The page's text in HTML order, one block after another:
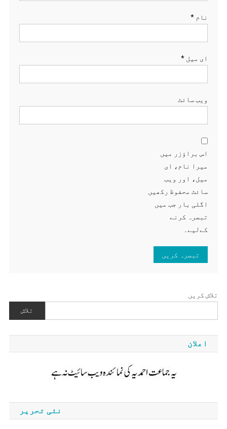
نام *
ای میل *
ویب‌ سائٹ
اس براؤزر میں
میرا نام، ای
میل، اور ویب
سائٹ محفوظ رکھیں
اگلی بار جب میں
تبصرہ کرنے
کےلیے۔
تلاش کریں
تلاش
اعلان
نئی تحریر